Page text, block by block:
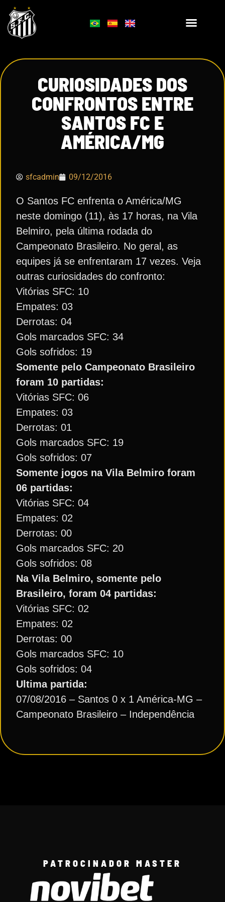
CURIOSIDADES DOS
CONFRONTOS ENTRE
SANTOS FC E
AMÉRICA/MG
sfcadmin 09/12/2016
O Santos FC enfrenta o América/MG
neste domingo (11), às 17 horas, na Vila
Belmiro, pela última rodada do
Campeonato Brasileiro. No geral, as
equipes já se enfrentaram 17 vezes. Veja
outras curiosidades do confronto:
Vitórias SFC: 10
Empates: 03
Derrotas: 04
Gols marcados SFC: 34
Gols sofridos: 19
Somente pelo Campeonato Brasileiro
foram 10 partidas:
Vitórias SFC: 06
Empates: 03
Derrotas: 01
Gols marcados SFC: 19
Gols sofridos: 07
Somente jogos na Vila Belmiro foram
06 partidas:
Vitórias SFC: 04
Empates: 02
Derrotas: 00
Gols marcados SFC: 20
Gols sofridos: 08
Na Vila Belmiro, somente pelo
Brasileiro, foram 04 partidas:
Vitórias SFC: 02
Empates: 02
Derrotas: 00
Gols marcados SFC: 10
Gols sofridos: 04
Ultima partida:
07/08/2016 – Santos 0 x 1 América-MG –
Campeonato Brasileiro – Independência
PATROCINADOR MASTER